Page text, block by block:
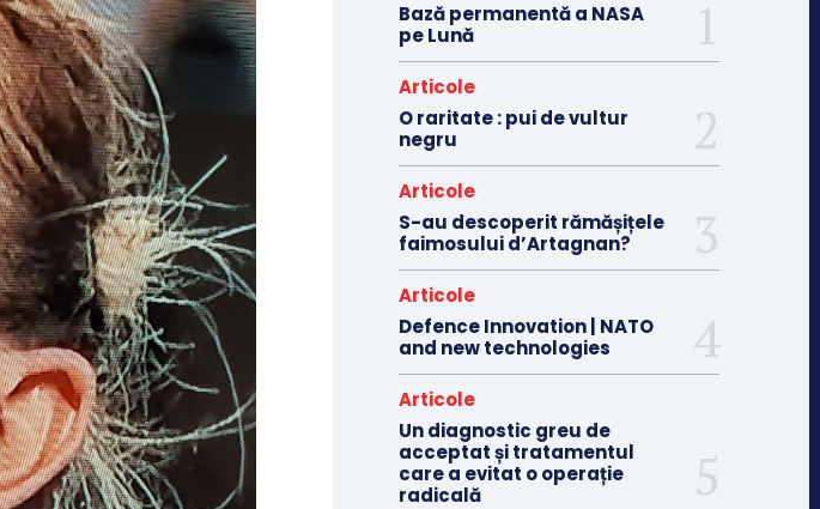
Bază permanentă a NASA
pe Lună
Articole
O raritate : pui de vultur
negru
Articole
S-au descoperit rămășițele
faimosului d’Artagnan?
Articole
Defence Innovation | NATO
and new technologies
Articole
Un diagnostic greu de
acceptat și tratamentul
care a evitat o operație
radicală